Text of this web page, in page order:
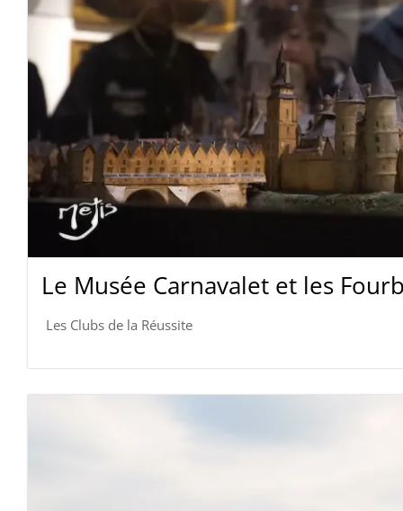
Le Musée Carnavalet et les
Les Clubs de la Réussite